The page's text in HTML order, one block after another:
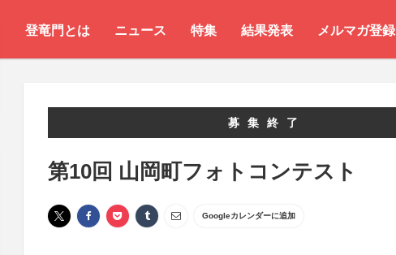
登竜門とは ニュース 特集 結果発表 メルマガ登録
募集終了
第10回 山岡町フォトコンテスト
Googleカレンダーに追加